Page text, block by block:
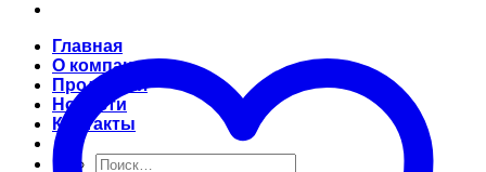
Главная
О компании
Продукция
Новости
Контакты
Искать: